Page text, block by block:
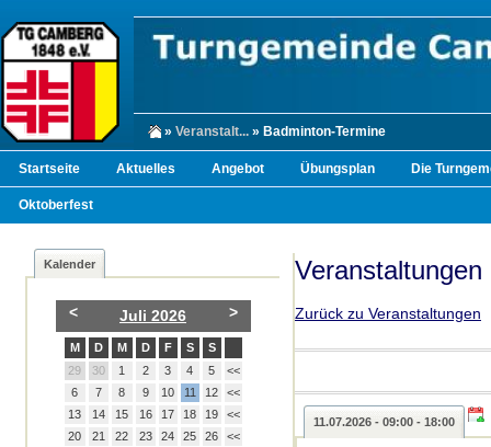
» Veranstalt... » Badminton-Termine
Startseite Aktuelles Angebot Übungsplan Die
Oktoberfest
Kalender
Juli 2026
< >
M D M D F S
S
29
30 1 2 3 4 5
<<
6
7 8 9 10 11 12
<<
13
14 15 16 17 18 19
<<
20
21 22 23 24 25 26
<<
Veranstaltungen
Zurück zu Veranstaltungen
11.07.2026 - 09:00 - 18:00